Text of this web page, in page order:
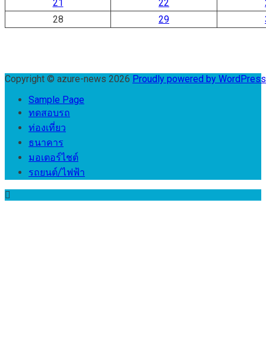
21
22
28
29
Copyright © azure-news 2026 Proudly powered by
Sample Page
ทดสอบรถ
ท่องเที่ยว
ธนาคาร
มอเตอร์ไชต์
รถยนต์/ไฟฟ้า